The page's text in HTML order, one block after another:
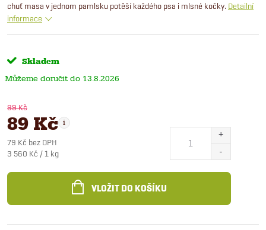
chuť masa v jednom pamlsku potěší každého psa i mlsné kočky. Detailní
informace
Skladem
13.8.2026
99 Kč
89 Kč
79 Kč bez DPH
Měrná
3 560 Kč / 1 kg
VLOŽIT DO KOŠÍKU